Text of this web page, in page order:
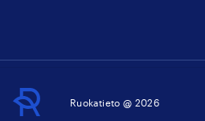
RuokatietoRuokatieto @ 2026